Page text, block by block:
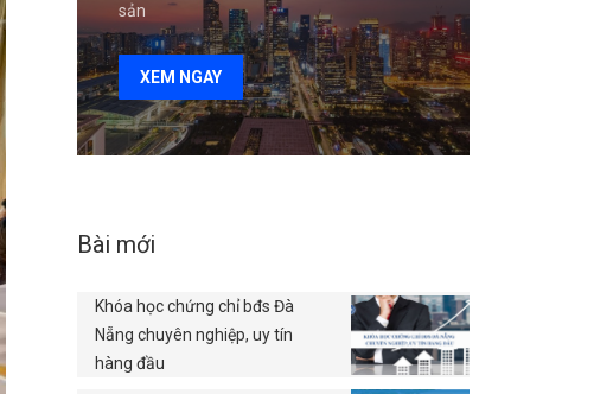
sản
XEM NGAY
Bài mới
Khóa học chứng chỉ bđs Đà
Nẵng chuyên nghiệp, uy tín
hàng đầu